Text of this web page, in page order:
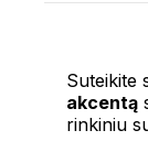
Suteikite
akcentą
rinkiniu